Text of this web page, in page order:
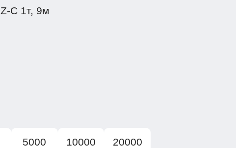
5000 10000 20000